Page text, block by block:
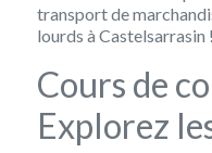
transport de
lourds à Castelsarrasin !
Cours de
Explorez